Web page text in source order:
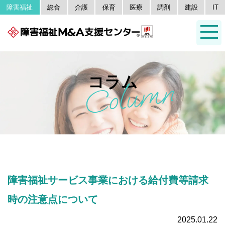
障害福祉 総合 介護 保育 医療 調剤 建設 IT
コラム
障害福祉サービス事業における給付費等請求
時の注意点について
2025.01.22